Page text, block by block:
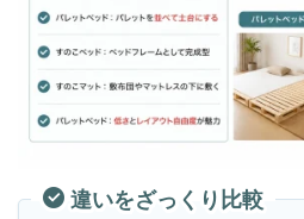
違いをざっくり比較